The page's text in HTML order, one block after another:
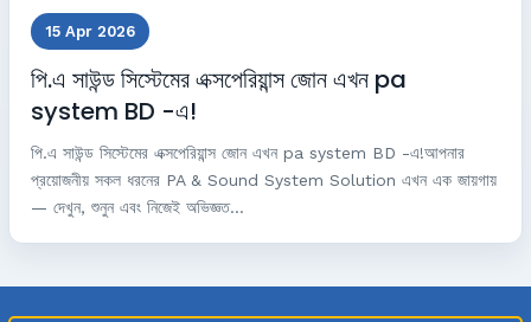
15 Apr 2026
পি.এ সাউন্ড সিস্টেমের এক্সপেরিয়ান্স জোন এখন pa
system BD -এ!
পি.এ সাউন্ড সিস্টেমের এক্সপেরিয়ান্স জোন এখন pa system BD -এ!আপনার
প্রয়োজনীয় সকল ধরনের PA & Sound System Solution এখন এক জায়গায়
— দেখুন, শুনুন এবং নিজেই অভিজ্ঞত...